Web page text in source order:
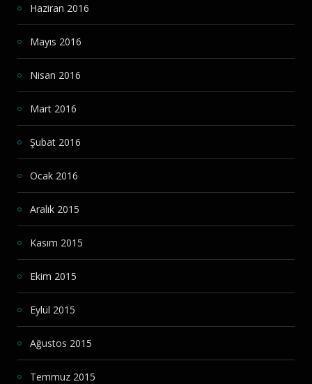
Haziran 2016
Mayıs 2016
Nisan 2016
Mart 2016
Şubat 2016
Ocak 2016
Aralık 2015
Kasım 2015
Ekim 2015
Eylül 2015
Ağustos 2015
Temmuz 2015